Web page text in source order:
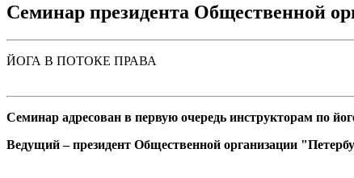
Семинар президента Общественной
ЙОГА В ПОТОКЕ ПРАВА
Семинар адресован в первую очередь инструкторам по
Ведущий – президент Общественной организации